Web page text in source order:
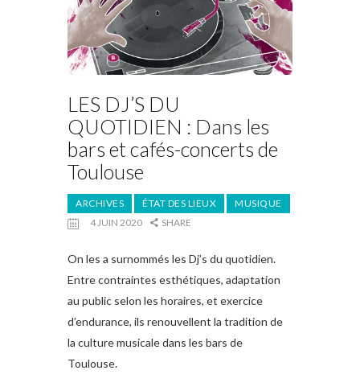
LES DJ’S DU
QUOTIDIEN : Dans les
bars et cafés-concerts de
Toulouse
ARCHIVES ÉTAT DES LIEUX
MUSIQUE
4 JUIN 2020
SHARE
On les a surnommés les Dj’s du quotidien.
Entre contraintes esthétiques, adaptation
au public selon les horaires, et exercice
d’endurance, ils renouvellent la tradition de
la culture musicale dans les bars de
Toulouse.